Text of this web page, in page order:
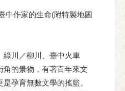
中作家的生命(附特製地圖
綠川／柳川、臺中火車
的景物，有著百年來文
孕育無數文學的搖籃。